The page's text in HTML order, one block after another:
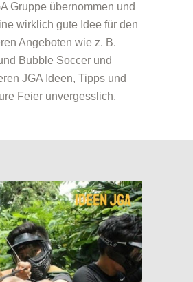
Gruppe übernommen und
wirklich gute Idee für den
Angeboten wie z. B.
Bubble Soccer und
JGA Ideen, Tipps und
Feier unvergesslich.